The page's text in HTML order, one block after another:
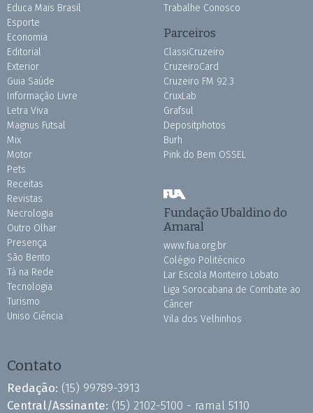
Educa Mais Brasil
Esporte
Economia
Editorial
Exterior
Guia Saúde
Informação Livre
Letra Viva
Magnus Futsal
Mix
Motor
Pets
Receitas
Revistas
Necrologia
Outro Olhar
Presença
São Bento
Tá na Rede
Tecnologia
Turismo
Uniso Ciência
Trabalhe Conosco
Parceiros
ClassiCruzeiro
CruzeiroCard
Cruzeiro FM 92.3
CruxLab
Grafsul
Depositphotos
Burh
Pink do Bem OSSEL
Fundação Ubaldino do
Amaral
www.fua.org.br
Colégio Politécnico
Lar Escola Monteiro Lobato
Liga Sorocabana de Combate ao
Câncer
Vila dos Velhinhos
Contato
Redação: (15) 99789-3913
Central/Assinante: (15) 2102-5100 - ramal 5110